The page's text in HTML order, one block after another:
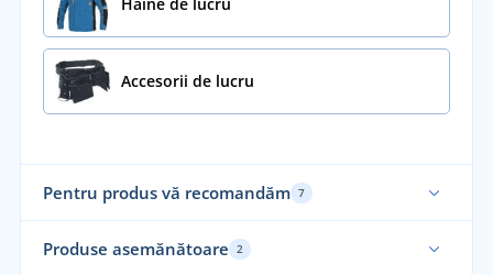
Accesorii de lucru
Pentru produs vă recomandăm 7
Produse asemănătoare 2